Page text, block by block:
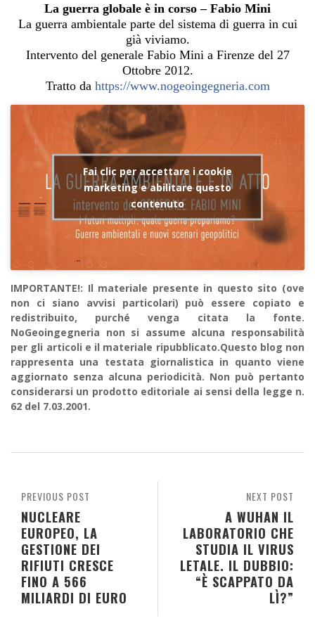
La guerra globale è in corso – Fabio Mini
La guerra ambientale parte del sistema di guerra in cui
già viviamo.
Intervento del generale Fabio Mini a Firenze del 27
Ottobre 2012.
Tratto da https://www.nogeoingegneria.com
Fai clic per accettare i cookie
marketing e abilitare questo
contenuto
IMPORTANTE!: Il materiale presente in questo sito (ove
non ci siano avvisi particolari) può essere copiato e
redistribuito, purché venga citata la fonte.
NoGeoingegneria non si assume alcuna responsabilità
per gli articoli e il materiale ripubblicato.Questo blog non
rappresenta una testata giornalistica in quanto viene
aggiornato senza alcuna periodicità. Non può pertanto
considerarsi un prodotto editoriale ai sensi della legge n.
62 del 7.03.2001.
NEXT POST
A WUHAN IL
LABORATORIO CHE
STUDIA IL VIRUS
LETALE. IL DUBBIO:
“È SCAPPATO DA
LÌ?”
PREVIOUS POST
NUCLEARE
EUROPEO, LA
GESTIONE DEI
RIFIUTI CRESCE
FINO A 566
MILIARDI DI EURO